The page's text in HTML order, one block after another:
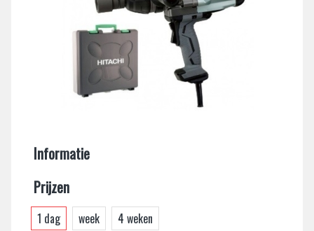
Informatie
Prijzen
1 dag week 4 weken